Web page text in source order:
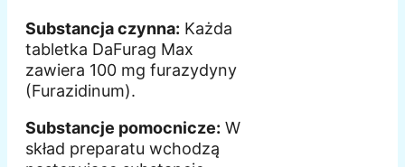
Substancja czynna: Każda
tabletka DaFurag Max
zawiera 100 mg furazydyny
(Furazidinum).
Substancje pomocnicze: W
skład preparatu wchodzą